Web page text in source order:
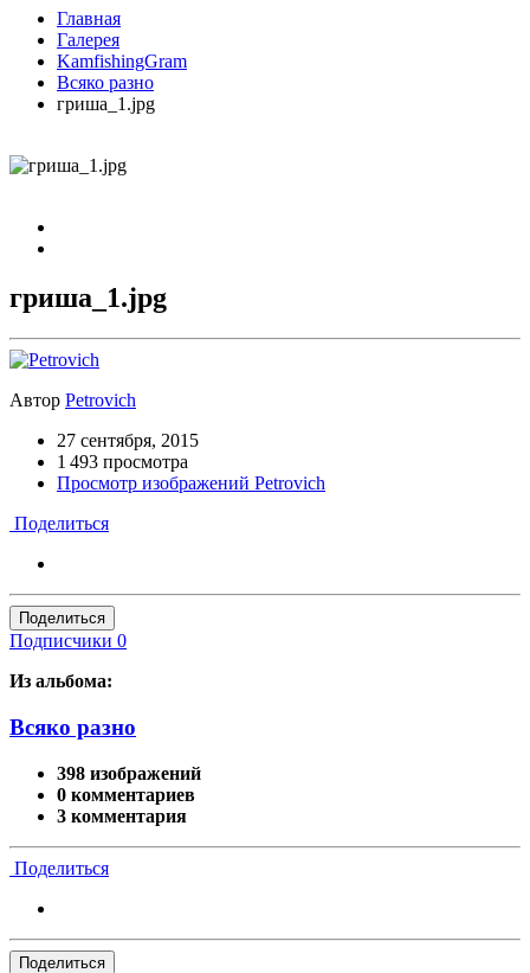
Главная
Галерея
KamfishingGram
Всяко разно
гриша_1.jpg
гриша_1.jpg
Автор Petrovich
27 сентября, 2015
1 493 просмотра
Просмотр изображений Petrovich
Поделиться
Поделиться
Подписчики 0
Из альбома:
Всяко разно
398 изображений
0 комментариев
3 комментария
Поделиться
Поделиться